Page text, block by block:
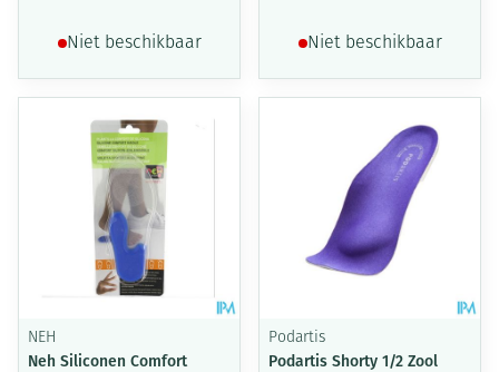
Niet beschikbaar Niet beschikbaar
NEH
Neh Siliconen Comfort
Podartis
Podartis Shorty 1/2 Zool